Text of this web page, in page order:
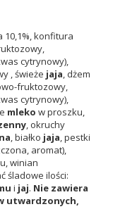
10,1%, konfitura
cytrynowy),
, świeże jaja, dżem
fruktozowy,
cytrynowy),
mleko w proszku,
, okruchy
, białko jaja, pestki
aromat),
winian
śladowe ilości:
i jaj. Nie zawiera
utwardzonych,